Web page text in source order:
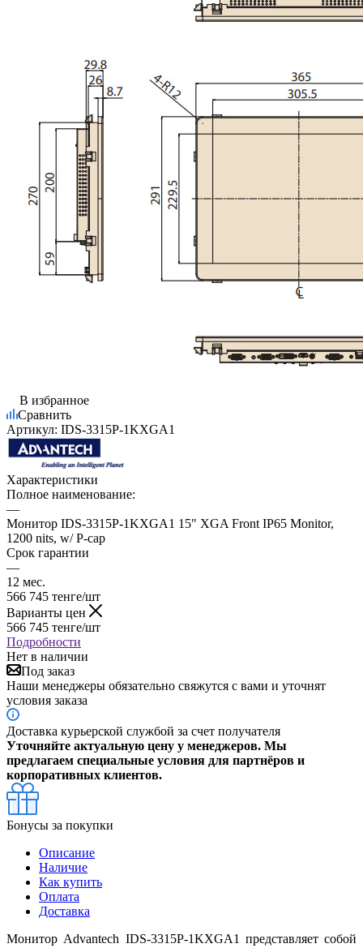
В избранное
Сравнить
Артикул: IDS-3315P-1KXGA1
Характеристики
Полное наименование:
—
Монитор IDS-3315P-1KXGA1 15" XGA Front IP65 Monitor,
1200 nits, w/ P-cap
Срок гарантии
—
12 мес.
566 745 тенге/шт
Варианты цен
566 745 тенге/шт
Подробности
Нет в наличии
Под заказ
Наши менеджеры обязательно свяжутся с вами и уточнят
условия заказа
Доставка курьерской службой за счет получателя
Уточняйте актуальную цену у менеджеров. Мы
предлагаем специальные условия для партнёров и
корпоративных клиентов.
Бонусы за покупки
Описание
Наличие
Как купить
Оплата
Доставка
Монитор Advantech IDS-3315P-1KXGA1 представляет собой